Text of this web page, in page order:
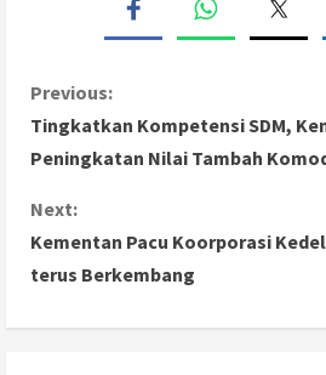
C
o
n
t
Previous:
Tingkatkan Kompetensi SDM,
Peningkatan Nilai Tambah
Next:
Kementan Pacu Koorporasi
terus Berkembang